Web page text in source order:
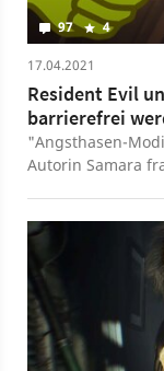
97 4
17.04.2021
Resident Evil
barrierefrei
"Angsthasen-
Autorin Samara